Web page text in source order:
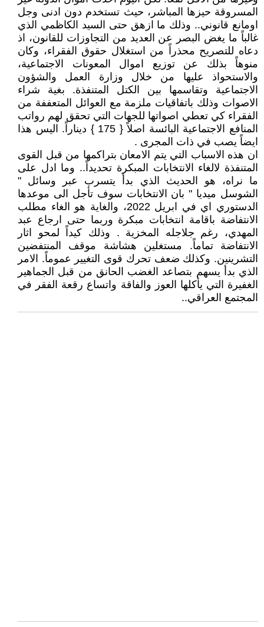
المسروقة حيزها المباشر، حيث تستخدم دون ادنى وجل
اومانع قانوني.. وذلك ما ازهق حتى السيد الكاظمي الذي
غالباً ما يغض البصر عن العديد من التجاوزات للقانون، اذ
دعاه للتصريح محذراً من استغلال حقوق الفقراء، وكان
منوهاً بذلك عن توزيع اموال المعونات الاجتماعية،
والاستحواذ عليها من خلال وزارة العمل والشؤون
الاجتماعية وتقاسمها بين الكتل المتنفذة. بغية شراء
الاصوات وذلك باتفاقيات ملزمة مع العوائل المتعففة من
الفقراء كي تعطي اصواتها للجهات التي تحقق لهم رواتب
المنافع الاجتماعية البائسة اصلاً { 175 } ديناراً. اليس هذا
ايضاً يصب في ذات المجرى .
ان هذه الاسباب التي يتم الامعان بتراكمها من قبل القوى
المتنفذة لالغاء الانتخابات المبكرة تحديداً.. وما ادل على
ما نراه، هو الحديث الذي بدأ يتسرب عبر وسائل "
الشوسل ميديا " بان الانتخابات سوف تأجل الى موعدها
الدستوري اي في ابريل 2022، والغاية هو الغاء مطلب
الانتفاضة باقامة انتخابات مبكرة وربما حتى ارجاع عبد
المهدي، رغم جلاجله المخزية . وذلك كيداً لمحو اثار
الانتفاضة تماماً. مستغلين هشاشة موقف المنتفضين
التشرينين. وكذلك ضعف تحرك قوى التغيير عموماً. الامر
الذي بدأ يسهم بتصاعد الغضب الحانق من قبل الجماهير
الغفيرة التي يأكلها العوز والفاقة واتساع رقعة الفقر في
المجتمع العراقي..